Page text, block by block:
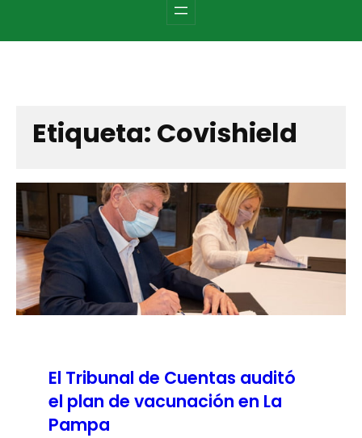
Etiqueta: Covishield
El Tribunal de Cuentas auditó
el plan de vacunación en La
Pampa